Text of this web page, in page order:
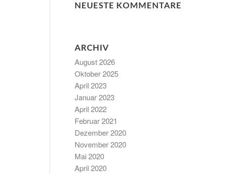
NEUESTE KOMMENTARE
ARCHIV
August 2026
Oktober 2025
April 2023
Januar 2023
April 2022
Februar 2021
Dezember 2020
November 2020
Mai 2020
April 2020